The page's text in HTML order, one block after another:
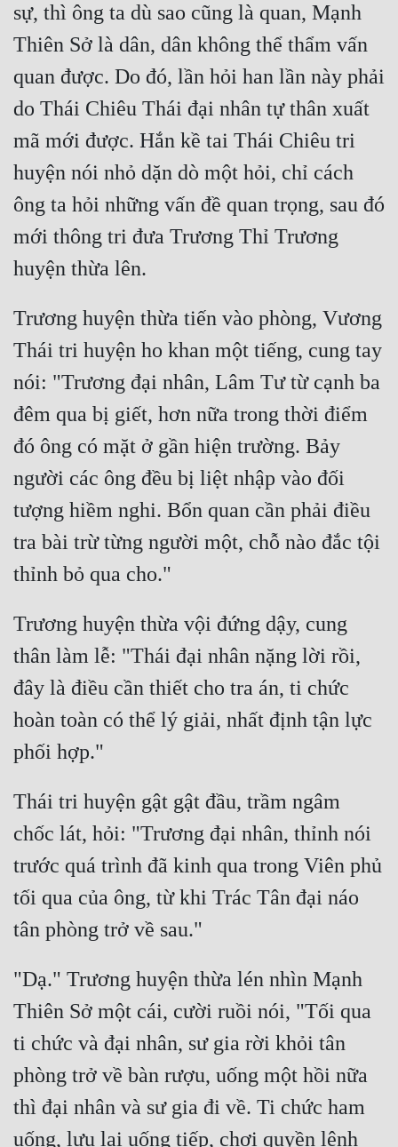
Sảng Văn
Sắc
Sủng
Tiểu Thuyết
Trinh Thám
Triều Đấu
Tu Chân
Tu Tiên
Tội Phạm
Vô Địch
Võ Hiệp
Võng Du
Xuyên Không
Xuyên Nhanh
Xuyên Sách
Xuyên Thư
Điền Văn
Đô Thị
Đông Phương
Đông Phương Huyền Huyễn
Đồng Nhân
Cẩu Đạo Trường Sinh
Ngự Thú
Truyện Nam
Truyện Nữ
Vô Địch Lưu
Xây Dựng Thế Lực
sự, thì ông ta dù sao cũng là quan, Mạnh
Thiên Sở là dân, dân không thể thẩm vấn
quan được. Do đó, lần hỏi han lần này phải
do Thái Chiêu Thái đại nhân tự thân xuất
mã mới được. Hắn kề tai Thái Chiêu tri
huyện nói nhỏ dặn dò một hỏi, chỉ cách
ông ta hỏi những vấn đề quan trọng, sau đó
mới thông tri đưa Trương Thỉ Trương
Trương huyện thừa tiến vào phòng, Vương
Thái tri huyện ho khan một tiếng, cung tay
nói: "Trương đại nhân, Lâm Tư từ cạnh ba
đêm qua bị giết, hơn nữa trong thời điểm
đó ông có mặt ở gần hiện trường. Bảy
người các ông đều bị liệt nhập vào đối
tượng hiềm nghi. Bổn quan cần phải điều
tra bài trừ từng người một, chỗ nào đắc tội
Trương huyện thừa vội đứng dậy, cung
thân làm lễ: "Thái đại nhân nặng lời rồi,
đây là điều cần thiết cho tra án, ti chức
hoàn toàn có thể lý giải, nhất định tận lực
Thái tri huyện gật gật đầu, trầm ngâm
chốc lát, hỏi: "Trương đại nhân, thỉnh nói
trước quá trình đã kinh qua trong Viên phủ
tối qua của ông, từ khi Trác Tân đại náo
"Dạ." Trương huyện thừa lén nhìn Mạnh
Thiên Sở một cái, cười ruồi nói, "Tối qua
ti chức và đại nhân, sư gia rời khỏi tân
phòng trở về bàn rượu, uống một hồi nữa
thì đại nhân và sư gia đi về. Ti chức ham
uống, lưu lại uống tiếp, chơi quyền lệnh